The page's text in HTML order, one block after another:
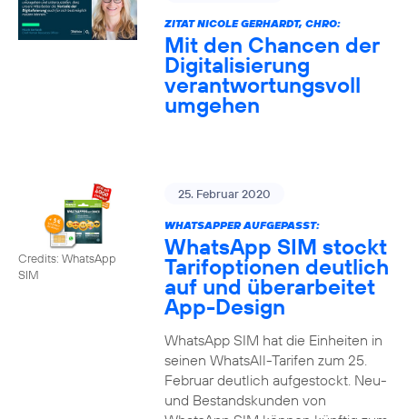
ZITAT NICOLE GERHARDT, CHRO:
Mit den Chancen der
Digitalisierung
verantwortungsvoll
umgehen
Credits: WhatsApp
SIM
25. Februar 2020
WHATSAPPER AUFGEPASST:
WhatsApp SIM stockt
Tarifoptionen deutlich
auf und überarbeitet
App-Design
WhatsApp SIM hat die Einheiten in
seinen WhatsAll-Tarifen zum 25.
Februar deutlich aufgestockt. Neu-
und Bestandskunden von